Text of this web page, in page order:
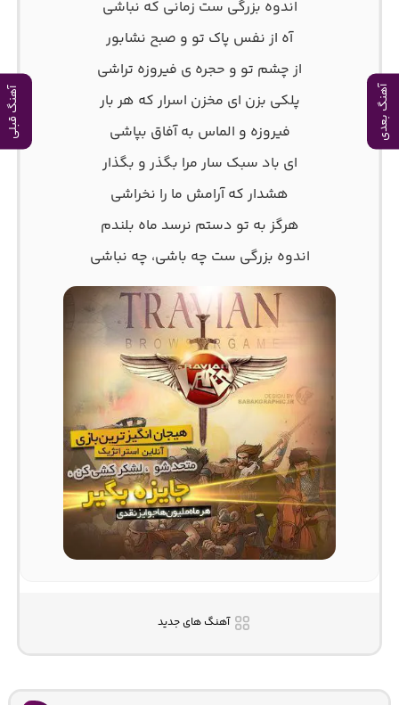
آهنگ بعدی آهنگ قبلی
اندوه بزرگی ست زمانی که نباشی
آه از نفس پاک تو و صبح نشابور
از چشم تو و حجره ی فیروزه تراشی
پلکی بزن ای مخزن اسرار که هر بار
فیروزه و الماس به آفاق بپاشی
ای باد سبک سار مرا بگذر و بگذار
هشدار که آرامش ما را نخراشی
هرگز به تو دستم نرسد ماه بلندم
اندوه بزرگی ست چه باشی، چه نباشی
آهنگ های جدید